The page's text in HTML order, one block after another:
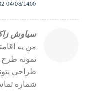
04/08/1400 AT 3:02 ب.ظ
سیاوش
من یه
نمونه طرح
طراحی
شماره